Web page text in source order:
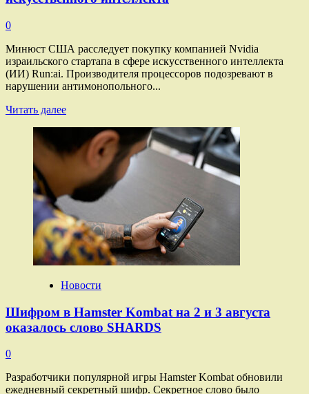
0
Минюст США расследует покупку компанией Nvidia
израильского стартапа в сфере искусственного интеллекта
(ИИ) Run:ai. Производителя процессоров подозревают в
нарушении антимонопольного...
Читать далееПрочитать
Nvidia
заподозрили
в монополизации
рынка
искусственного
Новости
Шифром в Hamster Kombat на 2 и 3 августа
оказалось слово SHARDS
0
Разработчики популярной игры Hamster Kombat обновили
ежедневный секретный шифр. Секретное слово было